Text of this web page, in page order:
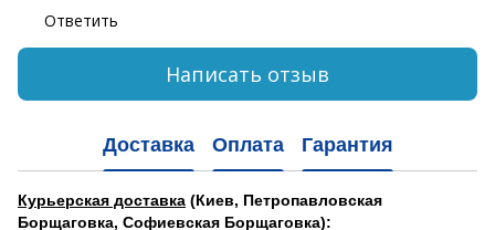
Ответить
Написать отзыв
Доставка Оплата Гарантия
Курьерская доставка (Киев, Петропавловская
Борщаговка, Софиевская Борщаговка):